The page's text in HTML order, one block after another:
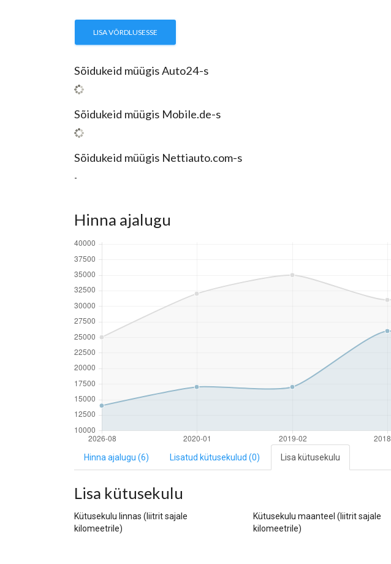
LISA VÕRDLUSESSE
Sõidukeid müügis Auto24-s
Sõidukeid müügis Mobile.de-s
Sõidukeid müügis Nettiauto.com-s
-
Hinna ajalugu
Hinna ajalugu (6) Lisatud kütusekulud (0) Lisa kütusekulu
Lisa kütusekulu
Kütusekulu linnas (liitrit sajale
kilomeetrile)
Kütusekulu maanteel (liitrit sajale
kilomeetrile)